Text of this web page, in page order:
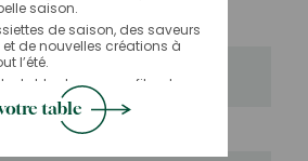
saison.
de saison, des saveurs
et de nouvelles créations à
l’été.
table et venez profiter de
Lyon. 🍴✨
table